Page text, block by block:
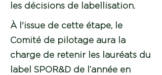
les décisions de labellisation.
À l'issue de cette étape, le
Comité de pilotage aura la
charge de retenir les lauréats du
label SPOR&D de l’année en